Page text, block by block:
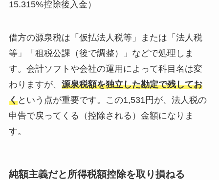
15.315%控除後入金）
借方の源泉税は「仮払法人税等」または「法人税
等」「租税公課（後で調整）」などで処理しま
す。会計ソフトや会社の運用によって科目名は変
わりますが、 源泉税額を独立した勘定で残してお
くという点が重要です。この1,531円が、法人税の
申告で戻ってくる（控除される）金額になりま
す。
純額主義だと所得税額控除を取り損ねる